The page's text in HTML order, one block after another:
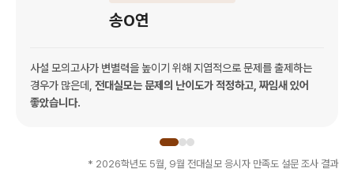
송O연
사설 모의고사가 변별력을 높이기 위해 지엽적으로 문제를 출제하는
경우가 많은데,전대실모는 문제의 난이도가 적정하고, 짜임새 있어
좋았습니다.
* 2026학년도 5월, 9월 전대실모 응시자 만족도 설문 조사 결과